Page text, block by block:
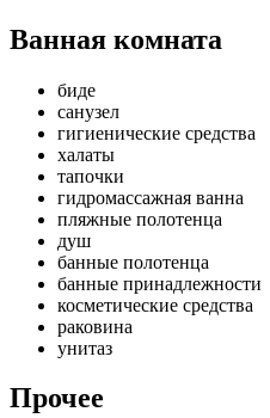
Ванная комната
биде
санузел
гигиенические средства
халаты
тапочки
гидромассажная ванна
пляжные полотенца
душ
банные полотенца
банные принадлежности
косметические средства
раковина
унитаз
Прочее